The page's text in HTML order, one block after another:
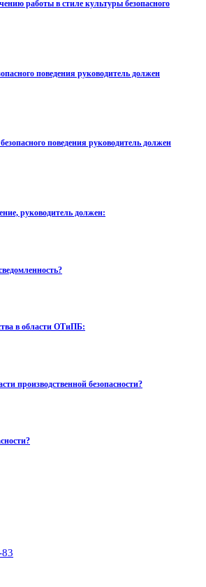
работы в стиле культуры безопасного
поведения руководитель должен
поведения руководитель должен
руководитель должен:
в области ОТиПБ:
производственной безопасности?